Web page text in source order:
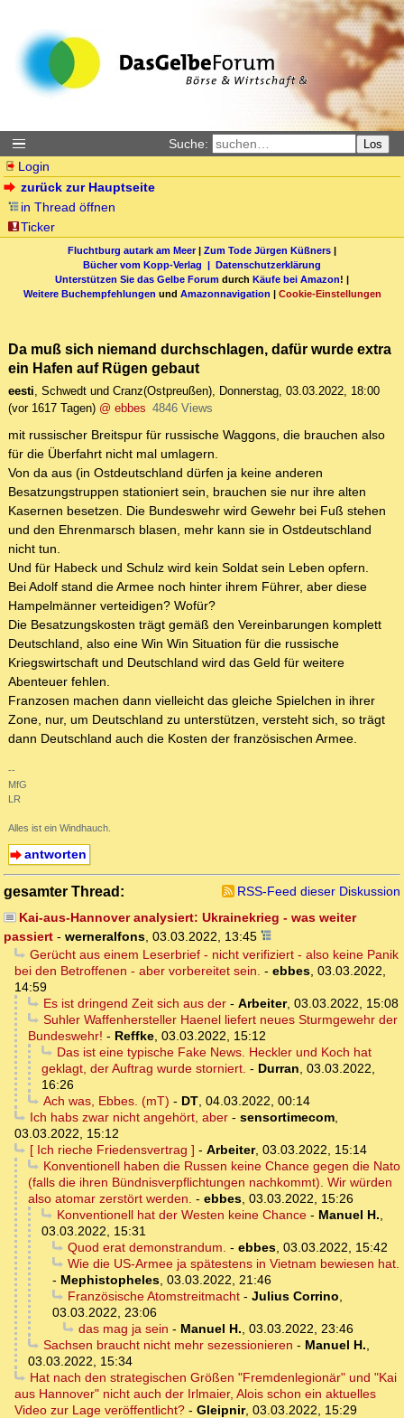
Suche: Los
Login
zurück zur Hauptseite
in Thread öffnen
Ticker
Fluchtburg autark am Meer| Zum Tode Jürgen Küßners |
Bücher vom Kopp-Verlag | Datenschutzerklärung
Unterstützen Sie das Gelbe Forum durch Käufe bei Amazon! |
Weitere Buchempfehlungen und Amazonnavigation | Cookie-Einstellungen
Da muß sich niemand durchschlagen, dafür wurde extra
ein Hafen auf Rügen gebaut
eesti, Schwedt und Cranz(Ostpreußen), Donnerstag, 03.03.2022, 18:00
(vor 1617 Tagen) @ ebbes 4846 Views
mit russischer Breitspur für russische Waggons, die brauchen also
für die Überfahrt nicht mal umlagern.
Von da aus (in Ostdeutschland dürfen ja keine anderen
Besatzungstruppen stationiert sein, brauchen sie nur ihre alten
Kasernen besetzen. Die Bundeswehr wird Gewehr bei Fuß stehen
und den Ehrenmarsch blasen, mehr kann sie in Ostdeutschland
nicht tun.
Und für Habeck und Schulz wird kein Soldat sein Leben opfern.
Bei Adolf stand die Armee noch hinter ihrem Führer, aber diese
Hampelmänner verteidigen? Wofür?
Die Besatzungskosten trägt gemäß den Vereinbarungen komplett
Deutschland, also eine Win Win Situation für die russische
Kriegswirtschaft und Deutschland wird das Geld für weitere
Abenteuer fehlen.
Franzosen machen dann vielleicht das gleiche Spielchen in ihrer
Zone, nur, um Deutschland zu unterstützen, versteht sich, so trägt
dann Deutschland auch die Kosten der französischen Armee.
--
MfG
LR
Alles ist ein Windhauch.
antworten
gesamter Thread:
RSS-Feed dieser Diskussion
Kai-aus-Hannover analysiert: Ukrainekrieg - was weiter
passiert - werneralfons, 03.03.2022, 13:45
Gerücht aus einem Leserbrief - nicht verifiziert - also keine Panik
bei den Betroffenen - aber vorbereitet sein. - ebbes, 03.03.2022,
14:59
Es ist dringend Zeit sich aus der- Arbeiter, 03.03.2022, 15:08
Suhler Waffenhersteller Haenel liefert neues Sturmgewehr der
Bundeswehr! - Reffke, 03.03.2022, 15:12
Das ist eine typische Fake News. Heckler und Koch hat
geklagt, der Auftrag wurde storniert. - Durran, 03.03.2022,
16:26
Ach was, Ebbes. (mT) - DT, 04.03.2022, 00:14
Ich habs zwar nicht angehört, aber- sensortimecom,
03.03.2022, 15:12
[ Ich rieche Friedensvertrag ] - Arbeiter, 03.03.2022, 15:14
Konventionell haben die Russen keine Chance gegen die Nato
(falls die ihren Bündnisverpflichtungen nachkommt). Wir würden
also atomar zerstört werden. - ebbes, 03.03.2022, 15:26
Konventionell hat der Westen keine Chance- Manuel H.,
03.03.2022, 15:31
Quod erat demonstrandum. - ebbes, 03.03.2022, 15:42
Wie die US-Armee ja spätestens in Vietnam bewiesen hat.
- Mephistopheles, 03.03.2022, 21:46
Französische Atomstreitmacht- Julius Corrino,
03.03.2022, 23:06
das mag ja sein - Manuel H., 03.03.2022, 23:46
Sachsen braucht nicht mehr sezessionieren - Manuel H.,
03.03.2022, 15:34
Hat nach den strategischen Größen "Fremdenlegionär" und "Kai
aus Hannover" nicht auch der Irlmaier, Alois schon ein aktuelles
Video zur Lage veröffentlicht? - Gleipnir, 03.03.2022, 15:29